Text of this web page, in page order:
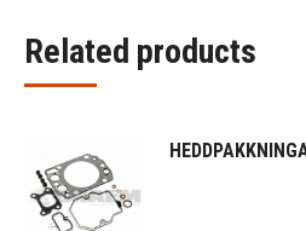
Related products